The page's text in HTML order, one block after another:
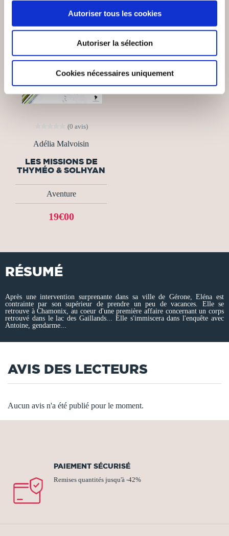
Autoriser tous les cookies
Autoriser la sélection
Cookies nécessaires uniquement
(0 avis)
Adélia Malvoisin
LES MISSIONS DE
THYMÉO & SOLHYAN
Aventure
19€00
RÉSUMÉ
Après une intervention surprenante dans sa ville de Gérone, Eléna est
contrainte par son supérieur de prendre un peu de vacances. Elle se
retrouve à Chamonix, au coeur d'une première affaire concernant un corps
retrouvé dans le lac des Gaillands... Elle s'immiscera dans l'enquête avec
Antoine, gendarme...
AVIS DES LECTEURS
Aucun avis n'a été publié pour le moment.
PAIEMENT SÉCURISÉ
Remises quantités jusqu'à -42%